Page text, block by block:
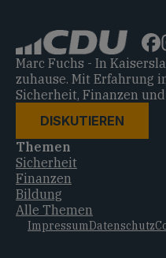
Marc Fuchs - In
zuhause. Mit Erfahrung
Sicherheit, Finanzen
DISKUTIEREN
Themen
Sicherheit
Finanzen
Bildung
Alle Themen
ImpressumDatenschutz